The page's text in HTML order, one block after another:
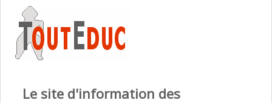
Le site d'information des